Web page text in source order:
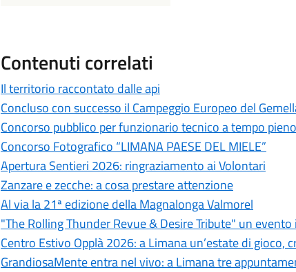
Contenuti correlati
Il territorio raccontato dalle api
Concluso con successo il Campeggio Europeo del
Concorso pubblico per funzionario tecnico a tempo
Concorso Fotografico “LIMANA PAESE DEL MIELE”
Apertura Sentieri 2026: ringraziamento ai Volontari
Zanzare e zecche: a cosa prestare attenzione
Al via la 21ª edizione della Magnalonga Valmorel
"The Rolling Thunder Revue & Desire Tribute" un
Centro Estivo Opplà 2026: a Limana un’estate di gioco,
GrandiosaMente entra nel vivo: a Limana tre